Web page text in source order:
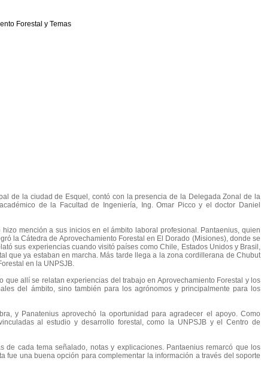
de la ciudad de Esquel, contó con la presencia de la Delegada Zonal de la
de la Facultad de Ingeniería, Ing. Omar Picco y el doctor Daniel
mención a sus inicios en el ámbito laboral profesional. Pantaenius, quien
la Cátedra de Aprovechamiento Forestal en El Dorado (Misiones), donde se
sus experiencias cuando visitó países como Chile, Estados Unidos y Brasil,
que ya estaban en marcha. Más tarde llega a la zona cordillerana de Chubut
en la UNPSJB.
que allí se relatan experiencias del trabajo en Aprovechamiento Forestal y los
del ámbito, sino también para los agrónomos y principalmente para los
y Panatenius aprovechó la oportunidad para agradecer el apoyo. Como
al estudio y desarrollo forestal, como la UNPSJB y el Centro de
de cada tema señalado, notas y explicaciones. Pantaenius remarcó que los
fue una buena opción para complementar la información a través del soporte